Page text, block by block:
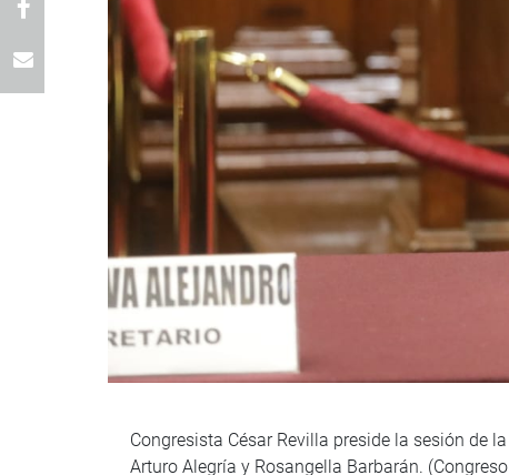
Congresista César Revilla preside la sesión de
Arturo Alegría y Rosangella Barbarán.